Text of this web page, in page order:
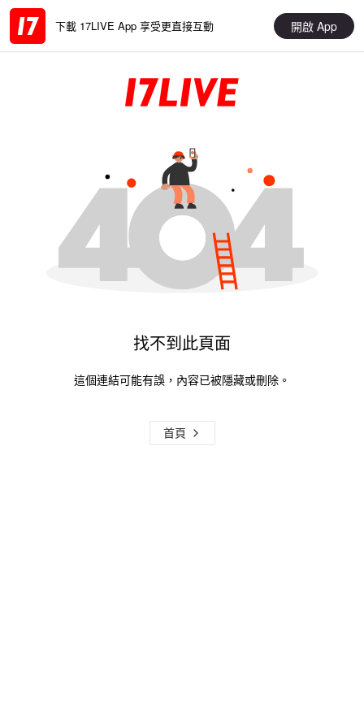
下載 17LIVE App 享受更直接互動 開啟 App
找不到此頁面
這個連結可能有誤，內容已被隱藏或刪除。
首頁